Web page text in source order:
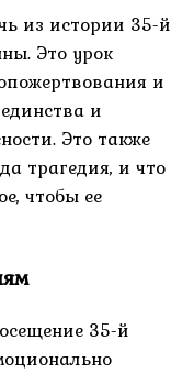
из истории 35-й
Это урок
и
и
Это также
трагедия, и что
чтобы ее
35-й